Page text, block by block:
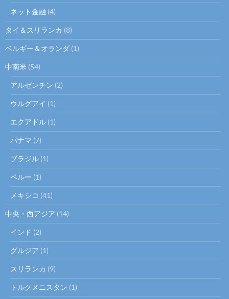
ネット金融 (4)
タイ＆スリランカ (8)
ベルギー＆オランダ (1)
中南米 (54)
アルゼンチン (2)
ウルグアイ (1)
エクアドル (1)
パナマ (7)
ブラジル (1)
ペルー (1)
メキシコ (41)
中央・西アジア (14)
インド (2)
グルジア (1)
スリランカ (9)
トルクメニスタン (1)